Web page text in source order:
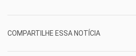
COMPARTILHE ESSA NOTÍCIA